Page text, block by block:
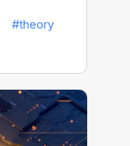
#theory